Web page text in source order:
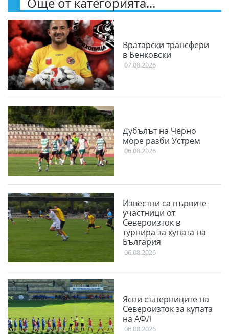
Вратарски трансфери
в Бенковски
07.08.2026
Дубълът на Черно
море разби Устрем
06.08.2026
Известни са първите
участници от
Североизток в
турнира за купата на
България
06.08.2026
Ясни съперниците на
Североизток за купата
на АФЛ
06.08.2026